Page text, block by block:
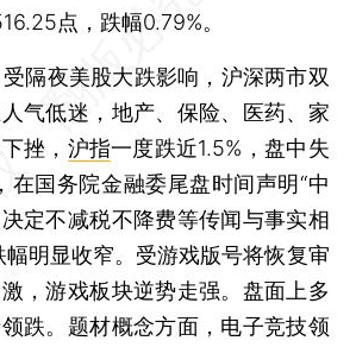
点，跌幅0.79%。
夜美股大跌影响，沪深两市双
气低迷，地产、保险、医药、家
挫， 沪指一度跌近1.5%，盘中失
在国务院金融委尾盘时间声明“中
定不减税不降费等传闻与事实相
幅明显收窄。受游戏版号将恢复审
，游戏板块逆势走强。盘面上多
跌。题材概念方面，电子竞技领